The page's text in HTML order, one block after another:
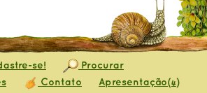
se!
Procurar
Contato Apresentação(4)